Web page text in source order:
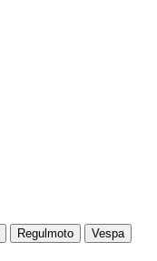
Regulmoto
Vespa